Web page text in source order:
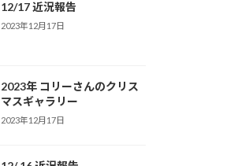
12/17 近況報告
2023年12月17日
2023年 コリーさんのクリス
マスギャラリー
2023年12月17日